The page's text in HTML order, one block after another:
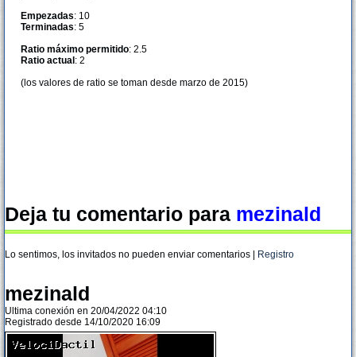
Empezadas: 10
Terminadas: 5
Ratio máximo permitido: 2.5
Ratio actual : 2
(los valores de ratio se toman desde marzo de 2015)
Deja tu comentario para mezinald
Lo sentimos, los invitados no pueden enviar comentarios | Registro
mezinald
Ultima conexión en 20/04/2022 04:10
Registrado desde 14/10/2020 16:09